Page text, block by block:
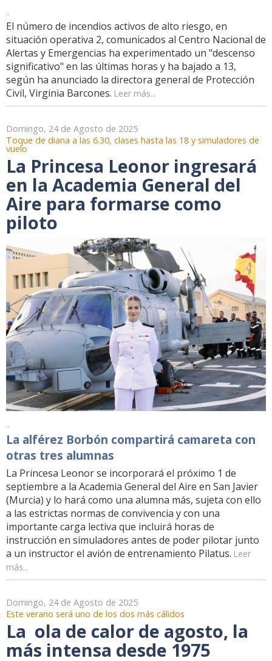
..
El número de incendios activos de alto riesgo, en
situación operativa 2, comunicados al Centro Nacional de
Alertas y Emergencias ha experimentado un "descenso
significativo" en las últimas horas y ha bajado a 13,
según ha anunciado la directora general de Protección
Civil, Virginia Barcones. Leer más...
Domingo, 24 de Agosto de 2025
Toque de diana a las 6.30, clases hasta las 18 y simuladores de
vuelo
La Princesa Leonor ingresará
en la Academia General del
Aire para formarse como
piloto
..
La alférez Borbón compartirá camareta con
otras tres alumnas
La Princesa Leonor se incorporará el próximo 1 de
septiembre a la Academia General del Aire en San Javier
(Murcia) y lo hará como una alumna más, sujeta con ello
a las estrictas normas de convivencia y con una
importante carga lectiva que incluirá horas de
instrucción en simuladores antes de poder pilotar junto
a un instructor el avión de entrenamiento Pilatus. Leer
más...
Domingo, 24 de Agosto de 2025
Este verano será uno de los dos más cálidos
La ola de calor de agosto, la
más intensa desde 1975